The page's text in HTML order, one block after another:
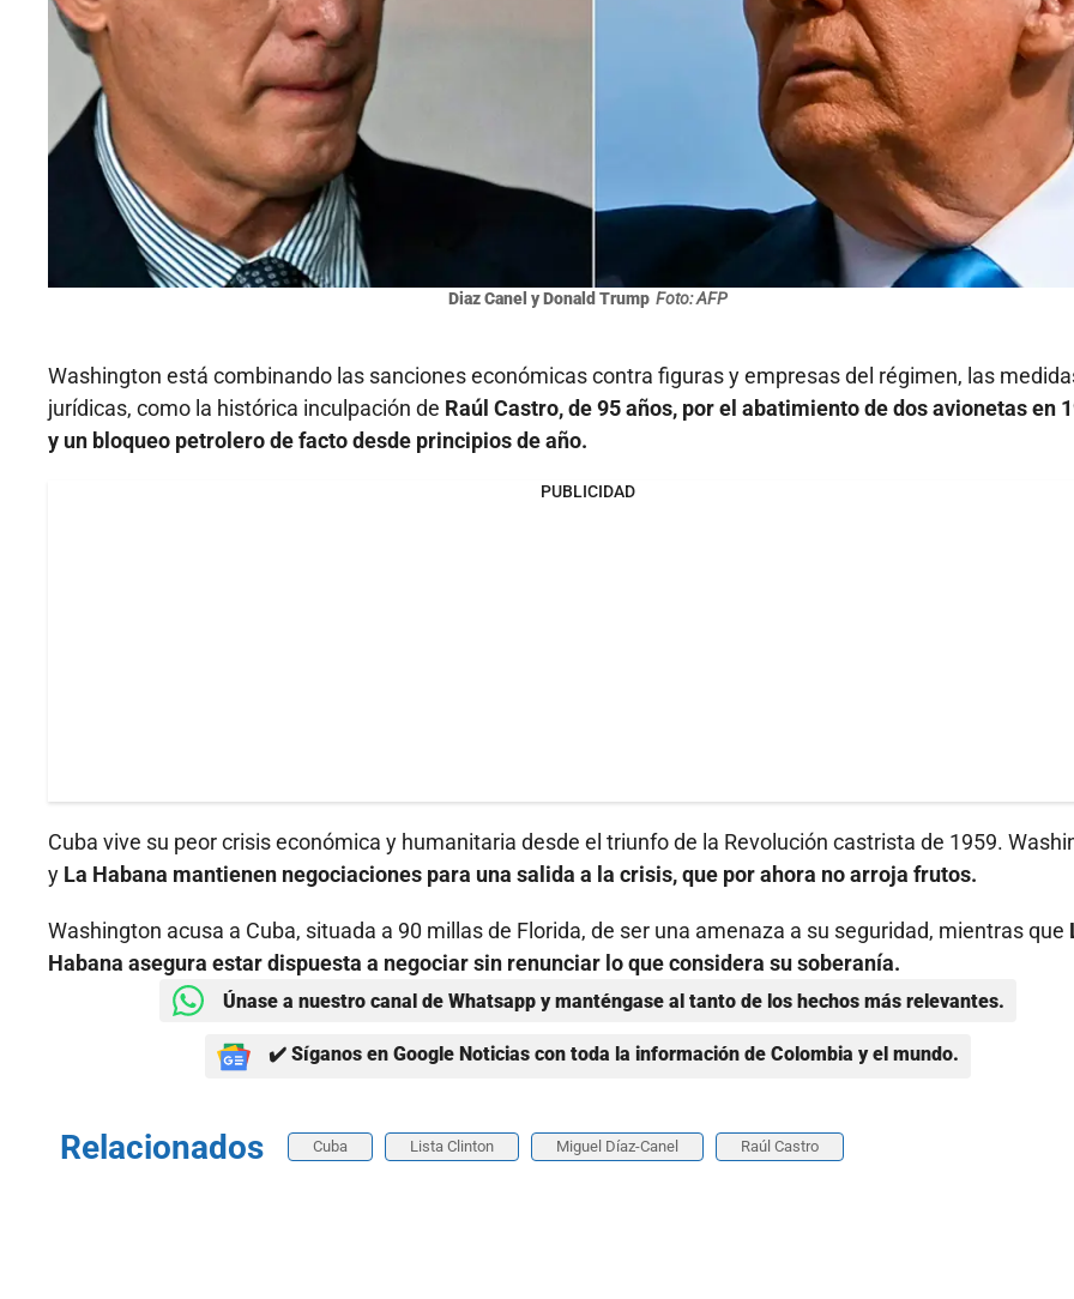
Diaz Canel y Donald Trump Foto: AFP
Washington está combinando las sanciones económicas contra figuras y empresas del régimen, las
jurídicas, como la histórica inculpación de Raúl Castro, de 95 años, por el abatimiento de dos avionetas en
y un bloqueo petrolero de facto desde principios de año.
PUBLICIDAD
Cuba vive su peor crisis económica y humanitaria desde el triunfo de la Revolución castrista de 1959.
y La Habana mantienen negociaciones para una salida a la crisis, que por ahora no arroja frutos.
Washington acusa a Cuba, situada a 90 millas de Florida, de ser una amenaza a su seguridad, mientras que
Habana asegura estar dispuesta a negociar sin renunciar lo que considera su soberanía.
Únase a nuestro canal de Whatsapp y manténgase al tanto de los hechos más relevantes.
✔️ Síganos en Google Noticias con toda la información de Colombia y el mundo.
Relacionados Cuba Lista Clinton Miguel Díaz-Canel Raúl Castro